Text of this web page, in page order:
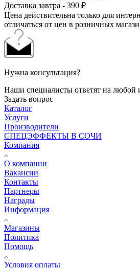
Доставка завтра - 390 ₽
Цена действительна только для
отличаться от цен в розничных
Нужна консультация?
Наши специалисты ответят на любой
Задать вопрос
Каталог
Услуги
Производители
СПЕЦЭФФЕКТЫ В СОЧИ
Компания
О компании
Вакансии
Контакты
Партнеры
Награды
Информация
Магазины
Политика
Помощь
Условия оплаты